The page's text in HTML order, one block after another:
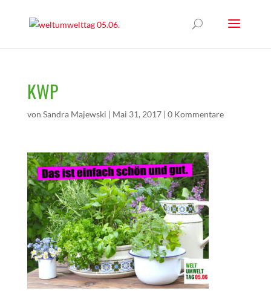
KWP
von Sandra Majewski | Mai 31, 2017| 0 Kommentare